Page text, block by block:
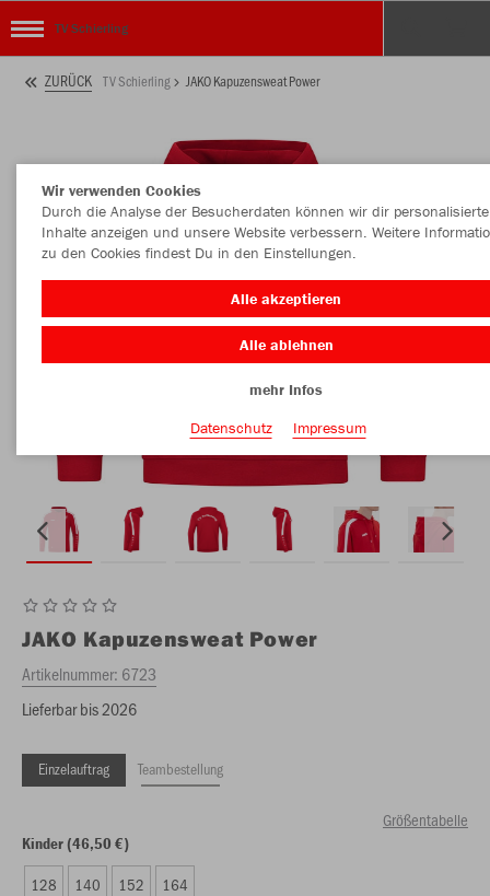
TV Schierling
ZURÜCK TV Schierling JAKO Kapuzensweat Power
JAKO Kapuzensweat Power
Artikelnummer: 6723
Lieferbar bis 2026
Einzelauftrag Teambestellung
Größentabelle
Kinder (46,50 €)
128 140 152 164
Wir verwenden Cookies
Durch die Analyse der Besucherdaten können wir dir personalisierte
Inhalte anzeigen und unsere Website verbessern. Weitere
zu den Cookies findest Du in den Einstellungen.
Alle akzeptieren
Alle ablehnen
mehr Infos
Datenschutz
Impressum